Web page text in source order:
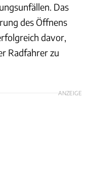
Das
des Öffnens
davor,
Radfahrer zu
ANZEIGE